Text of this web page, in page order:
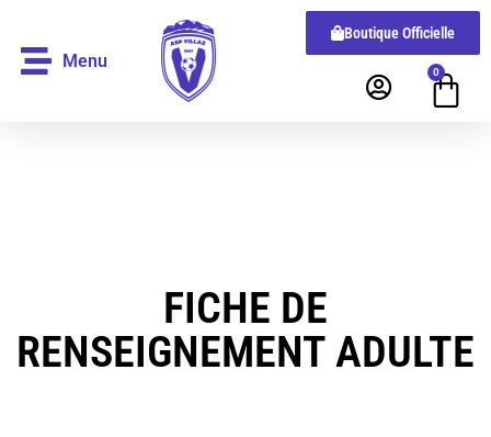
Menu
Boutique Officielle
0
FICHE DE
RENSEIGNEMENT ADULTE